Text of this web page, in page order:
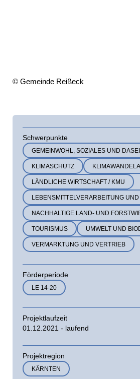
© Gemeinde Reißeck
Schwerpunkte
GEMEINWOHL, SOZIALES UND
KLIMASCHUTZ
LÄNDLICHE WIRTSCHAFT / KMU
LEBENSMITTELVERARBEITUNG
NACHHALTIGE LAND- UND
TOURISMUS UMWELT UND
VERMARKTUNG UND VERTRIEB
Förderperiode
LE 14-20
Projektlaufzeit
01.12.2021 - laufend
Projektregion
KÄRNTEN